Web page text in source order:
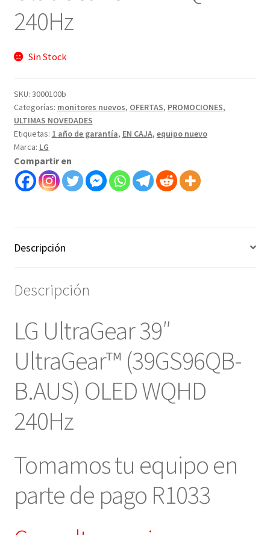
240Hz
Sin Stock
SKU: 3000100b
Categorías: monitores nuevos, OFERTAS, PROMOCIONES,
ULTIMAS NOVEDADES
Etiquetas: 1 año de garantía, EN CAJA, equipo nuevo
Marca: LG
Compartir en
Descripción
Descripción
LG UltraGear 39″
UltraGear™ (39GS96QB-
B.AUS) OLED WQHD
240Hz
Tomamos tu equipo en
parte de pago R1033